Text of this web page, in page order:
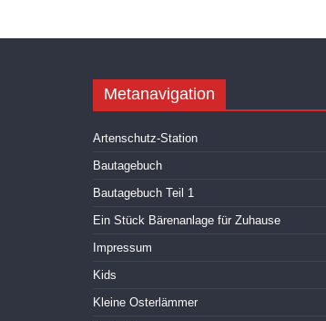
Metanavigation
Artenschutz-Station
Bautagebuch
Bautagebuch Teil 1
Ein Stück Bärenanlage für Zuhause
Impressum
Kids
Kleine Osterlämmer